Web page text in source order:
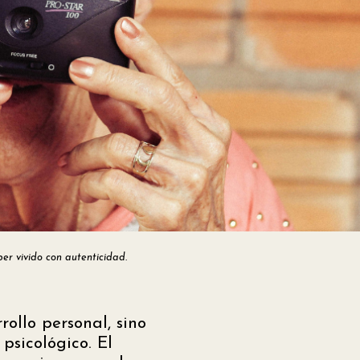
vivido con autenticidad.
personal, sino
El